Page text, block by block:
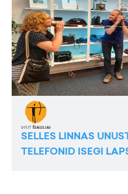
SELLES LINNAS
TELEFONID ISEGI